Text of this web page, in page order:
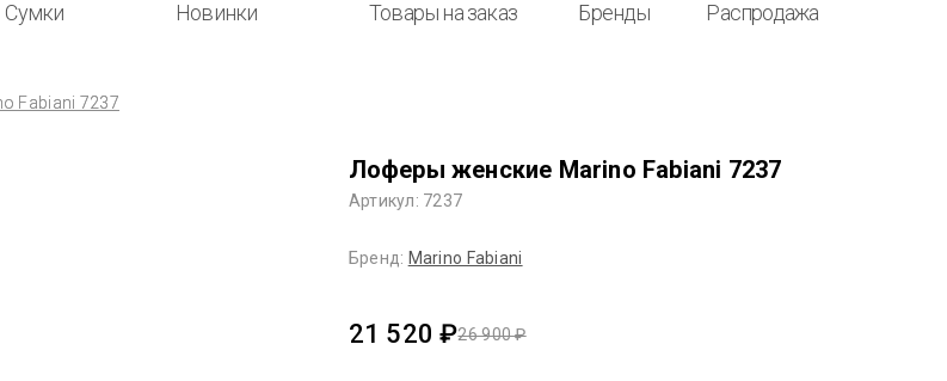
Сумки Новинки Товары на заказ Бренды Распродажа
Fabiani 7237
Лоферы женские Marino Fabiani 7237
Артикул: 7237
Бренд: Marino Fabiani
26 900 ₽
21 520 ₽